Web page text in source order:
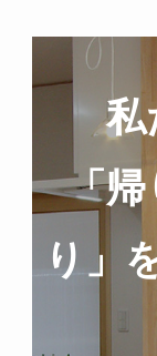
私
「帰
り」